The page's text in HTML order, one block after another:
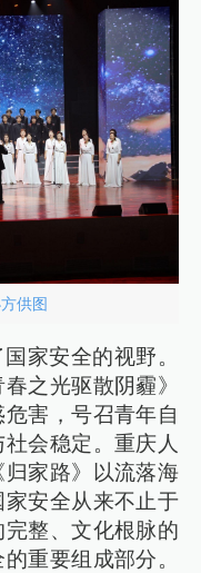
供图
家安全的视野。
之光驱散阴霾》
害，号召青年自
会稳定。重庆人
家路》以流落海
安全从来不止于
整、文化根脉的
重要组成部分。